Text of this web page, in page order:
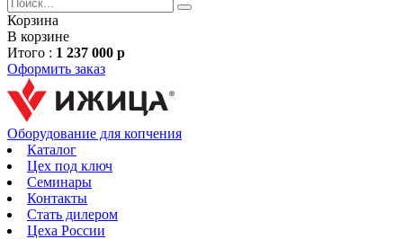
Корзина
В корзине
Итого : 1 237 000 р
Оформить заказ
Оборудование для копчения
Каталог
Цех под ключ
Семинары
Контакты
Стать дилером
Цеха России